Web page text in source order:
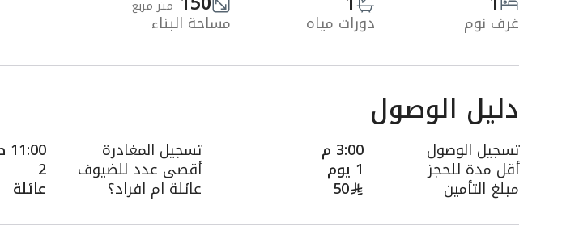
غرف نوم دورات مياه
متر مربع
مساحة البناء
دليل الوصول
تسجيل الوصول 3:00 م تسجيل المغادرة 11:00 ص
أقل مدة للحجز 1 يوم أقصى عدد للضيوف 2
مبلغ التأمين 50 عائلة ام افراد؟ عائلة